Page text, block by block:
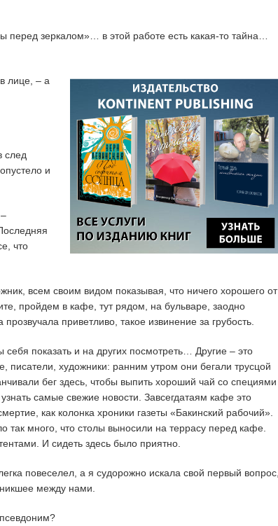
зеркалом»… в этой работе есть какая-то тайна…
лице, – а
след
и
что
всем своим видом показывая, что ничего хорошего от
пройдем в кафе, тут рядом, на бульваре, заодно
приветливо, такое извинение за грубость.
показать и на других посмотреть… Другие – это
писатели, художники: ранним утром они бегали трусцой
бег здесь, чтобы выпить хороший чай со специями
самые свежие новости. Завсегдатаям кафе это
как колонка хроники газеты «Бакинский рабочий».
так много, что столы выносили на террасу перед кафе.
И сидеть здесь было приятно.
повеселел, а я судорожно искала свой первый вопрос,
между нами.